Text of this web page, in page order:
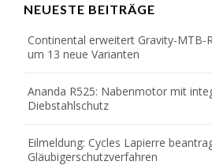
NEUESTE BEITRÄGE
Continental erweitert Gravity-MTB-
um 13 neue Varianten
Ananda R525: Nabenmotor mit
Diebstahlschutz
Eilmeldung: Cycles Lapierre
Gläubigerschutzverfahren